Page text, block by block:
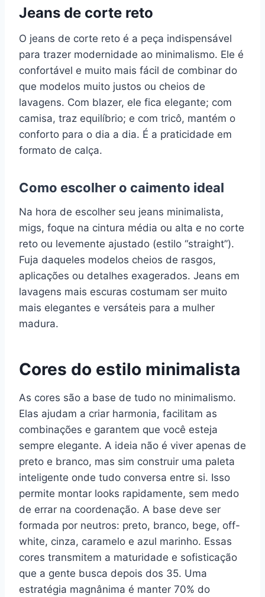
Jeans de corte reto
O jeans de corte reto é a peça indispensável
para trazer modernidade ao minimalismo. Ele é
confortável e muito mais fácil de combinar do
que modelos muito justos ou cheios de
lavagens. Com blazer, ele fica elegante; com
camisa, traz equilíbrio; e com tricô, mantém o
conforto para o dia a dia. É a praticidade em
formato de calça.
Como escolher o caimento ideal
Na hora de escolher seu jeans minimalista,
migs, foque na cintura média ou alta e no corte
reto ou levemente ajustado (estilo “straight”).
Fuja daqueles modelos cheios de rasgos,
aplicações ou detalhes exagerados. Jeans em
lavagens mais escuras costumam ser muito
mais elegantes e versáteis para a mulher
madura.
Cores do estilo minimalista
As cores são a base de tudo no minimalismo.
Elas ajudam a criar harmonia, facilitam as
combinações e garantem que você esteja
sempre elegante. A ideia não é viver apenas de
preto e branco, mas sim construir uma paleta
inteligente onde tudo conversa entre si. Isso
permite montar looks rapidamente, sem medo
de errar na coordenação. A base deve ser
formada por neutros: preto, branco, bege, off-
white, cinza, caramelo e azul marinho. Essas
cores transmitem a maturidade e sofisticação
que a gente busca depois dos 35. Uma
estratégia magnânima é manter 70% do